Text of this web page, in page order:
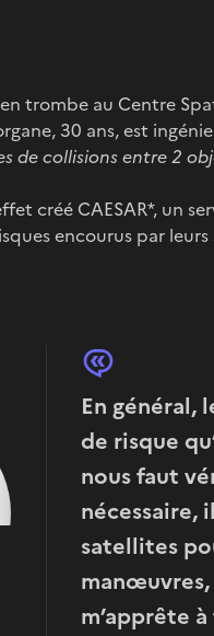
trombe au Centre
30 ans, est
de collisions entre 2
créé CAESAR*, un
encourus par
En général,
de risque
nous faut
nécessaire,
satellites
m’apprête